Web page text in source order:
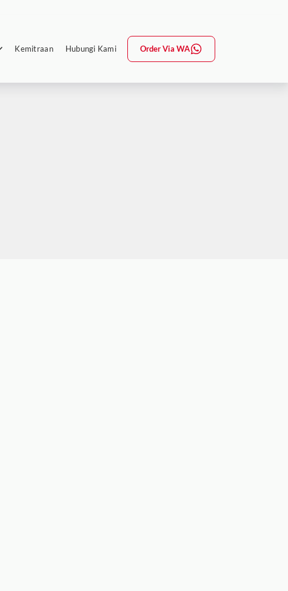
Kemitraan Hubungi Kami Order Via WA